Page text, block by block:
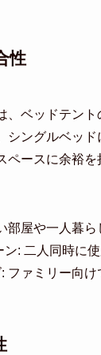
性
、ベッドテン
シングルベッ
ペースに余裕
部屋や一人暮ら
ン: 二人同時に
ファミリー向